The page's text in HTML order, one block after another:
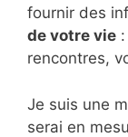
fournir des
de votre vie
rencontres,
Je suis une
serai en